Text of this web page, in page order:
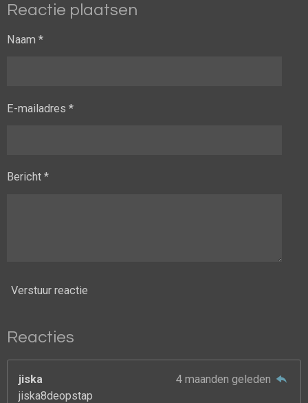
Reactie plaatsen
Naam *
E-mailadres *
Bericht *
Verstuur reactie
Reacties
jiska
4 maanden geleden
jiska8deopstap